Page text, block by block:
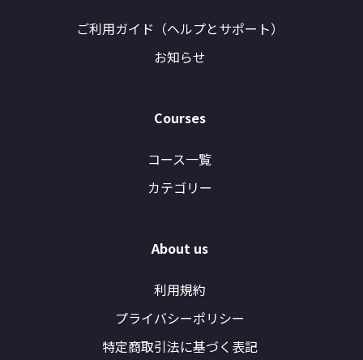
ご利用ガイド（ヘルプとサポート）
お知らせ
Courses
コース一覧
カテゴリー
About us
利用規約
プライバシーポリシー
特定商取引法に基づく表記